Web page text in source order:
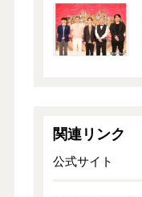
関連リンク
公式サイト